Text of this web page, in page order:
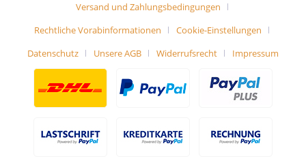
Versand und Zahlungsbedingungen
Rechtliche Vorabinformationen
Cookie-Einstellungen
Datenschutz
Unsere AGB Widerrufsrecht Impressum